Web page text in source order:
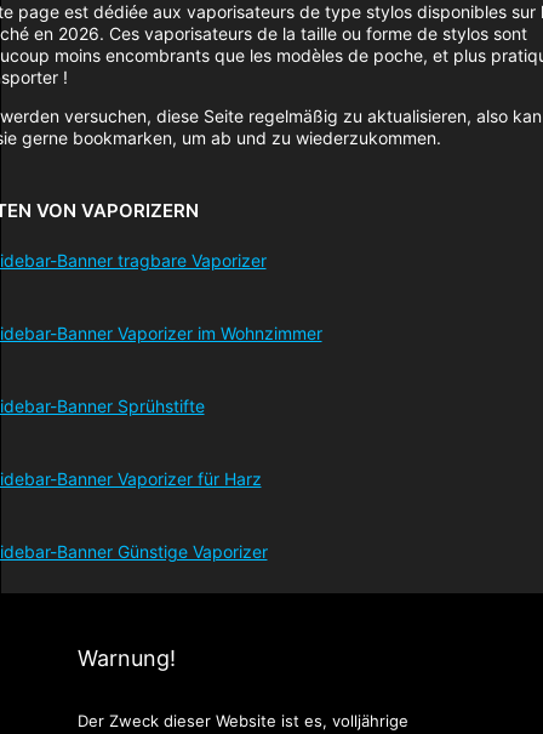
page est dédiée aux vaporisateurs de type stylos disponibles sur
en 2026. Ces vaporisateurs de la taille ou forme de stylos sont
moins encombrants que les modèles de poche, et plus
!
versuchen, diese Seite regelmäßig zu aktualisieren, also
gerne bookmarken, um ab und zu wiederzukommen.
VON VAPORIZERN
Warnung!
Der Zweck dieser Website ist es, volljährige